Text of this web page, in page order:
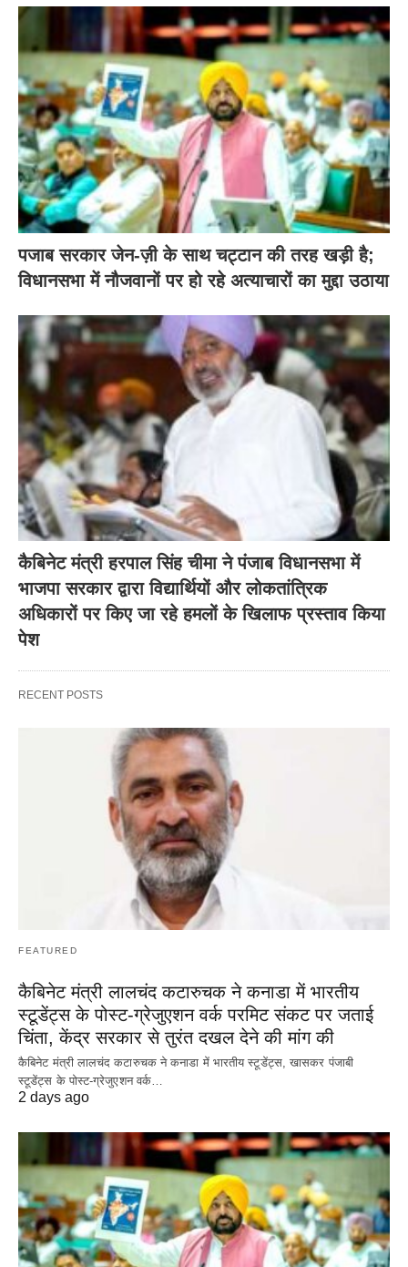
पजाब सरकार जेन-ज़ी के साथ चट्टान की तरह खड़ी है;
विधानसभा में नौजवानों पर हो रहे अत्याचारों का मुद्दा उठाया
कैबिनेट मंत्री हरपाल सिंह चीमा ने पंजाब विधानसभा में
भाजपा सरकार द्वारा विद्यार्थियों और लोकतांत्रिक
अधिकारों पर किए जा रहे हमलों के खिलाफ प्रस्ताव किया
पेश
RECENT POSTS
FEATURED
कैबिनेट मंत्री लालचंद कटारुचक ने कनाडा में भारतीय
स्टूडेंट्स के पोस्ट-ग्रेजुएशन वर्क परमिट संकट पर जताई
चिंता, केंद्र सरकार से तुरंत दखल देने की मांग की
कैबिनेट मंत्री लालचंद कटारुचक ने कनाडा में भारतीय स्टूडेंट्स, खासकर पंजाबी
स्टूडेंट्स के पोस्ट-ग्रेजुएशन वर्क…
2 days ago